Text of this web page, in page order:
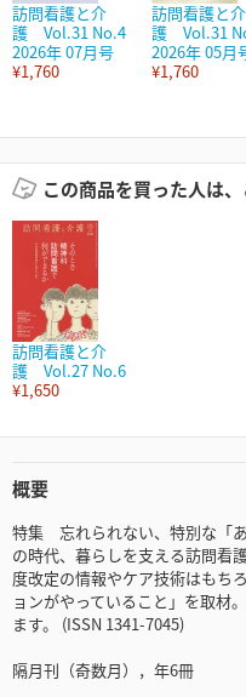
訪問看護と介
護 Vol.31 No.4
2026年 07月号
¥1,760
訪問看護と介
護 Vol.31
2026年 05月
¥1,760
この商品を買った人は、
訪問看護と介
護 Vol.27 No.6
¥1,650
概要
特集 忘れられない、特別な「
の時代、暮らしを支える訪問看
度改定の情報やケア技術はもち
ョンがやっていること」を取材
ます。 (ISSN 1341-7045)
隔月刊（奇数月），年6冊